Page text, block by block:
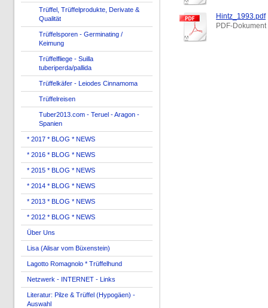
Trüffel, Trüffelprodukte, Derivate &
Qualität
Trüffelsporen - Germinating /
Keimung
Trüffelfliege - Suilla
tuberiperda/pallida
Trüffelkäfer - Leiodes Cinnamoma
Trüffelreisen
Tuber2013.com - Teruel - Aragon -
Spanien
* 2017 * BLOG * NEWS
* 2016 * BLOG * NEWS
* 2015 * BLOG * NEWS
* 2014 * BLOG * NEWS
* 2013 * BLOG * NEWS
* 2012 * BLOG * NEWS
Über Uns
Lisa (Alisar vom Büxenstein)
Lagotto Romagnolo * Trüffelhund
Netzwerk - INTERNET - Links
Literatur: Pilze & Trüffel (Hypogäen) -
Auswahl
Hintz_1993.pdf
PDF-Dokument